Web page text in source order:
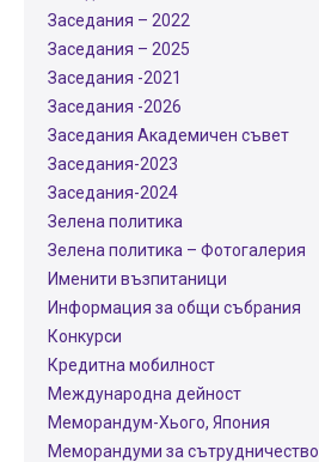
Заседания – 2022
Заседания – 2025
Заседания -2021
Заседания -2026
Заседания Академичен съвет
Заседания-2023
Заседания-2024
Зелена политика
Зелена политика – Фотогалерия
Именити възпитаници
Информация за общи събрания
Конкурси
Кредитна мобилност
Международнa дейност
Меморандум-Хього, Япония
Меморандуми за сътрудничество